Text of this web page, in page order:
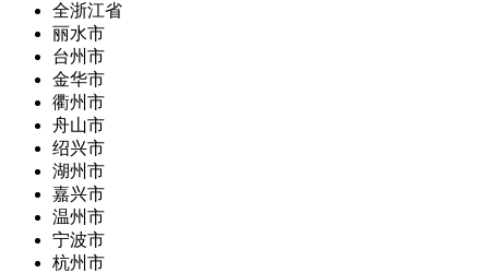
全浙江省
丽水市
台州市
金华市
衢州市
舟山市
绍兴市
湖州市
嘉兴市
温州市
宁波市
杭州市